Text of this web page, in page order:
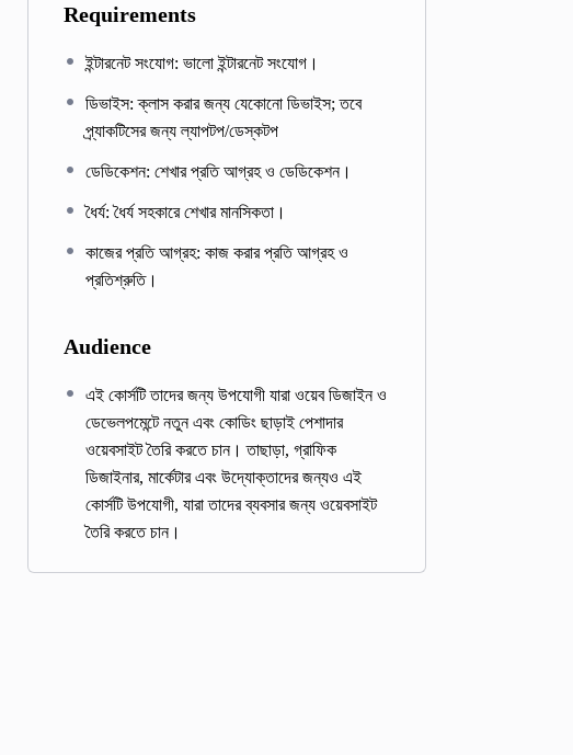
Requirements
ইন্টারনেট সংযোগ: ভালো ইন্টারনেট সংযোগ।
ডিভাইস: ক্লাস করার জন্য যেকোনো ডিভাইস; তবে
প্র্যাকটিসের জন্য ল্যাপটপ/ডেস্কটপ
ডেডিকেশন: শেখার প্রতি আগ্রহ ও ডেডিকেশন।
ধৈর্য: ধৈর্য সহকারে শেখার মানসিকতা।
কাজের প্রতি আগ্রহ: কাজ করার প্রতি আগ্রহ ও
প্রতিশ্রুতি।
Audience
এই কোর্সটি তাদের জন্য উপযোগী যারা ওয়েব ডিজাইন ও
ডেভেলপমেন্টে নতুন এবং কোডিং ছাড়াই পেশাদার
ওয়েবসাইট তৈরি করতে চান। তাছাড়া, গ্রাফিক
ডিজাইনার, মার্কেটার এবং উদ্যোক্তাদের জন্যও এই
কোর্সটি উপযোগী, যারা তাদের ব্যবসার জন্য ওয়েবসাইট
তৈরি করতে চান।